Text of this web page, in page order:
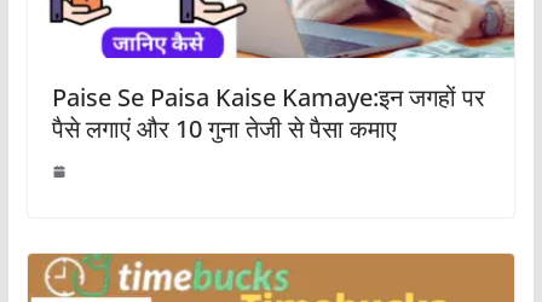
Paise Se Paisa Kaise Kamaye:इन जगहों पर
पैसे लगाएं और 10 गुना तेजी से पैसा कमाए